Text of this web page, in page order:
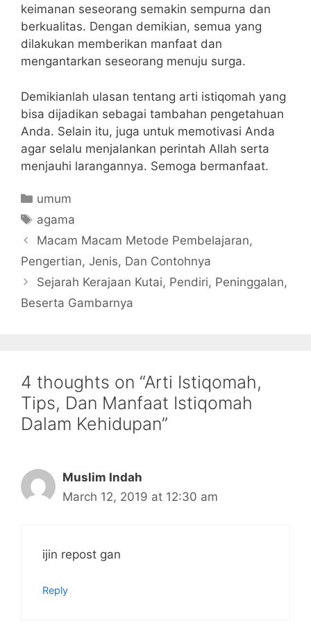
keimanan seseorang semakin sempurna dan
berkualitas. Dengan demikian, semua yang
dilakukan memberikan manfaat dan
mengantarkan seseorang menuju surga.
Demikianlah ulasan tentang arti istiqomah yang
bisa dijadikan sebagai tambahan pengetahuan
Anda. Selain itu, juga untuk memotivasi Anda
agar selalu menjalankan perintah Allah serta
menjauhi larangannya. Semoga bermanfaat.
Categories
umum
Tags
agama
Macam Macam Metode Pembelajaran,
Pengertian, Jenis, Dan Contohnya
Sejarah Kerajaan Kutai, Pendiri, Peninggalan,
Beserta Gambarnya
4 thoughts on “Arti Istiqomah,
Tips, Dan Manfaat Istiqomah
Dalam Kehidupan”
Muslim Indah
March 12, 2019 at 12:30 am
ijin repost gan
Reply